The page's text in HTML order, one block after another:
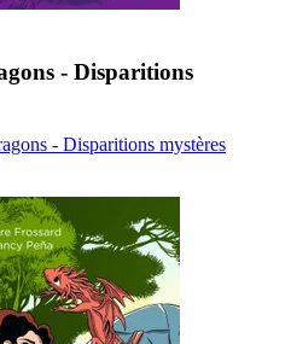
- Disparitions
- Disparitions mystères